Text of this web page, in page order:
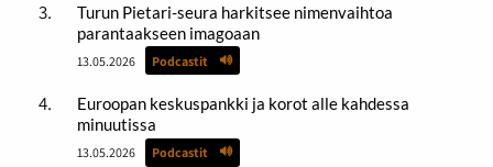
Turun Pietari-seura harkitsee nimenvaihtoa
parantaakseen imagoaan
13.05.2026 Podcastit
Euroopan keskuspankki ja korot alle kahdessa
minuutissa
13.05.2026 Podcastit